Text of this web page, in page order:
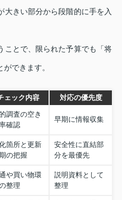
大きい部分から段階的に手を入
ことで、限られた予算でも「将
できます。
ェック内容 対応の優先度
調査の空き
確認
早期に情報収集
箇所と更新
の把握
安全性に直結部
分を最優先
や買い物環
整理
説明資料として
整理